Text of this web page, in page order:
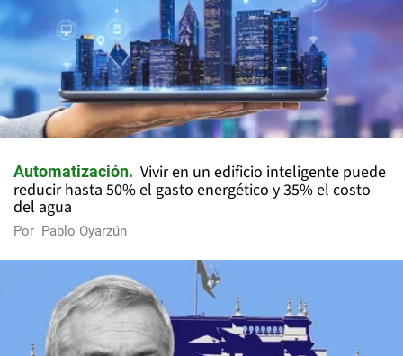
Automatización
Vivir en un edificio inteligente puede
reducir hasta 50% el gasto energético y 35% el costo
del agua
Por Pablo Oyarzún